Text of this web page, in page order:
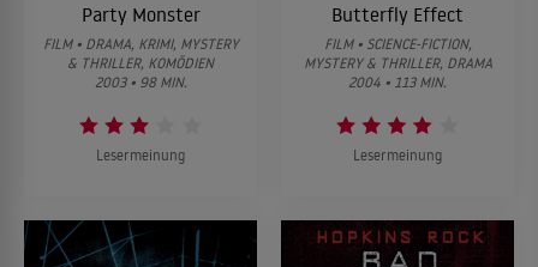
Party Monster
FILM • DRAMA, KRIMI, MYSTERY
& THRILLER, KOMÖDIEN
2003 • 98 MIN.
Lesermeinung
Butterfly Effect
FILM • SCIENCE-FICTION,
MYSTERY & THRILLER, DRAMA
2004 • 113 MIN.
Lesermeinung